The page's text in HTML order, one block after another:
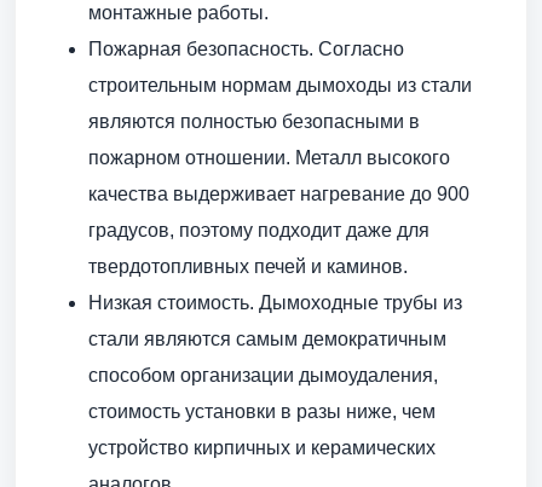
монтажные работы.
Пожарная безопасность. Согласно
строительным нормам дымоходы из стали
являются полностью безопасными в
пожарном отношении. Металл высокого
качества выдерживает нагревание до 900
градусов, поэтому подходит даже для
твердотопливных печей и каминов.
Низкая стоимость. Дымоходные трубы из
стали являются самым демократичным
способом организации дымоудаления,
стоимость установки в разы ниже, чем
устройство кирпичных и керамических